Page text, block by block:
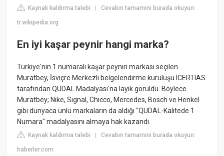
Kaynak kaldırma talebi |Cevabın tamamını burada okuyun:
tr.wikipedia.org
En iyi kaşar peynir hangi marka?
Türkiye'nin 1 numaralı kaşar peyniri markası seçilen
Muratbey, İsviçre Merkezli belgelendirme kuruluşu ICERTIAS
tarafından QUDAL Madalyası'na layık görüldü. Böylece
Muratbey; Nike, Signal, Chicco, Mercedes, Bosch ve Henkel
gibi dünyaca ünlü markaların da aldığı "QUDAL-Kalitede 1
Numara" madalyasını almaya hak kazandı.
Kaynak kaldırma talebi |Cevabın tamamını burada okuyun:
haberler.com